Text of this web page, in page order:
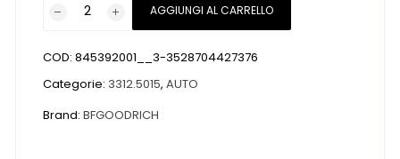
MUD
TERRAIN
AGGIUNGI AL CARRELLO
COD:845392001__3-3528704427376
Categorie: 3312.5015,AUTO
Brand:BFGOODRICH